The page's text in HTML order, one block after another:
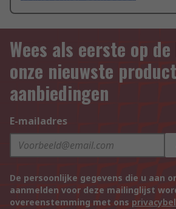
Wees als eerste op
onze nieuwste
aanbiedingen
E-mailadres
De persoonlijke gegevens die u aan
aanmelden voor deze mailinglijst
overeenstemming met ons